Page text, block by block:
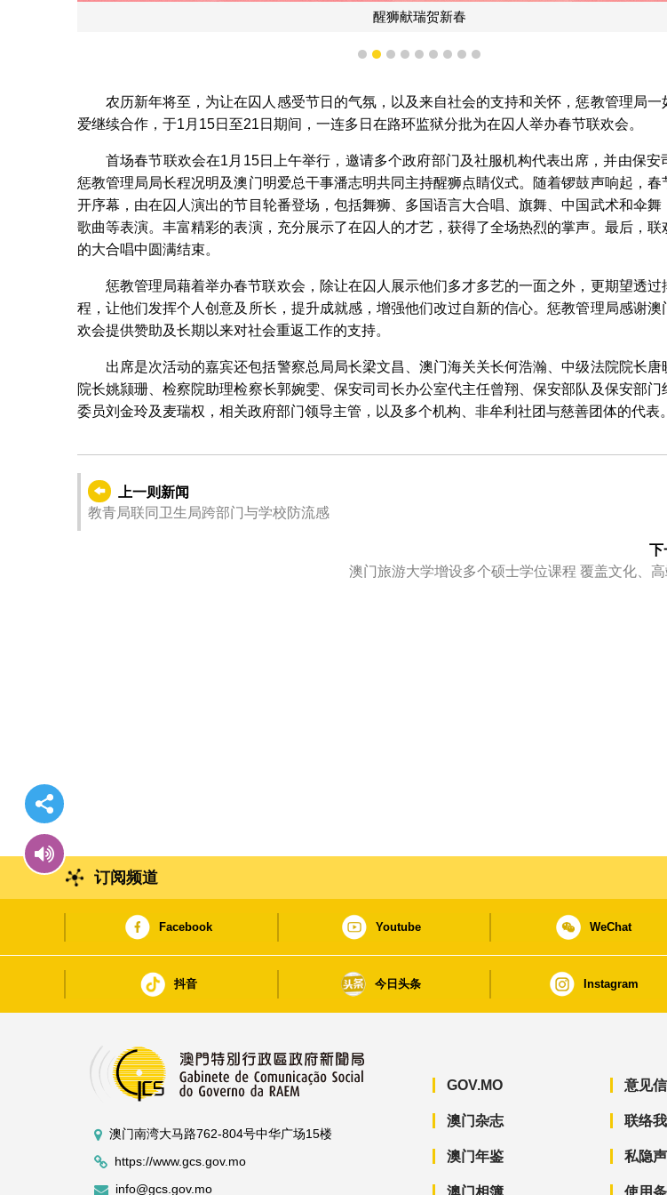
醒狮献瑞贺新春
1 2 3 4 5 6 7 8 9
农历新年将至，为让在囚人感受节日的气氛，以及来自社会的支持和关怀，惩教管理局一
爱继续合作，于1月15日至21日期间，一连多日在路环监狱分批为在囚人举办春节联欢会。
首场春节联欢会在1月15日上午举行，邀请多个政府部门及社服机构代表出席，并由保安
惩教管理局局长程况明及澳门明爱总干事潘志明共同主持醒狮点睛仪式。随着锣鼓声响起，春
开序幕，由在囚人演出的节目轮番登场，包括舞狮、多国语言大合唱、旗舞、中国武术和伞舞
歌曲等表演。丰富精彩的表演，充分展示了在囚人的才艺，获得了全场热烈的掌声。最后，联
的大合唱中圆满结束。
惩教管理局藉着举办春节联欢会，除让在囚人展示他们多才多艺的一面之外，更期望透过
程，让他们发挥个人创意及所长，提升成就感，增强他们改过自新的信心。惩教管理局感谢澳
欢会提供赞助及长期以来对社会重返工作的支持。
出席是次活动的嘉宾还包括警察总局局长梁文昌、澳门海关关长何浩瀚、中级法院院长唐
院长姚颕珊、检察院助理检察长郭婉雯、保安司司长办公室代主任曾翔、保安部队及保安部门
委员刘金玲及麦瑞权，相关政府部门领导主管，以及多个机构、非牟利社团与慈善团体的代表。
上一则新闻
教青局联同卫生局跨部门与学校防流感
下
澳门旅游大学增设多个硕士学位课程 覆盖文化、
订阅频道
Facebook Youtube WeChat
抖音 今日头条 Instagram
澳门南湾大马路762-804号中华广场15楼
https://www.gcs.gov.mo
info@gcs.gov.mo
GOV.MO
澳门杂志
澳门年鉴
澳门相簿
意见
联络
私隐
使用